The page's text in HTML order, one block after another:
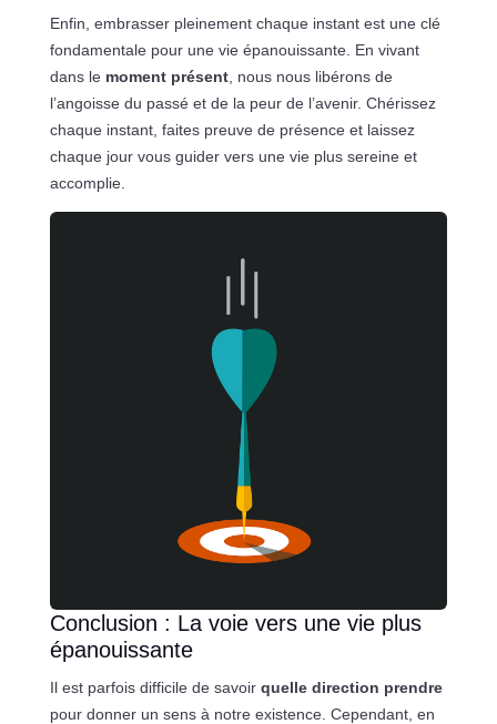
Enfin, embrasser pleinement chaque instant est une clé
fondamentale pour une vie épanouissante. En vivant
dans le moment présent, nous nous libérons de
l’angoisse du passé et de la peur de l’avenir. Chérissez
chaque instant, faites preuve de présence et laissez
chaque jour vous guider vers une vie plus sereine et
accomplie.
Conclusion : La voie vers une vie plus
épanouissante
Il est parfois difficile de savoir quelle direction prendre
pour donner un sens à notre existence. Cependant, en